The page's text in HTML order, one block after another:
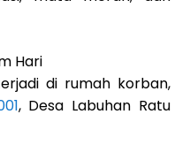
Hari
di rumah korban,
, Desa Labuhan Ratu